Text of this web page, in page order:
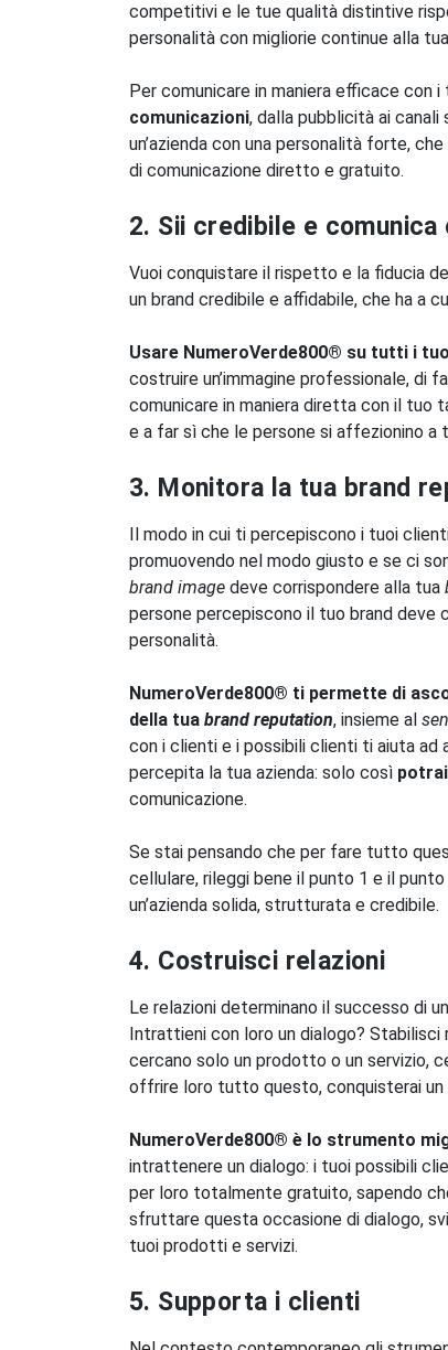
competitivi e le tue qualità distintive
personalità con migliorie continue alla
Per comunicare in maniera efficace con
comunicazioni, dalla pubblicità ai
un’azienda con una personalità forte,
di comunicazione diretto e gratuito.
2. Sii credibile e
Vuoi conquistare il rispetto e la fiducia
un brand credibile e affidabile, che ha a
Usare NumeroVerde800® su tutti i
costruire un’immagine professionale, di
comunicare in maniera diretta con il tuo
e a far sì che le persone si affezionino a
3. Monitora la tua brand
Il modo in cui ti percepiscono i tuoi
promuovendo nel modo giusto e se ci
brand image deve corrispondere alla tua
persone percepiscono il tuo brand deve
personalità.
NumeroVerde800® ti permette di
della tua brand reputation, insieme al
con i clienti e i possibili clienti ti aiuta ad
percepita la tua azienda: solo così
comunicazione.
Se stai pensando che per fare tutto
cellulare, rileggi bene il punto 1 e il
un’azienda solida, strutturata e credibile.
4. Costruisci relazioni
Le relazioni determinano il successo di
Intrattieni con loro un dialogo?
cercano solo un prodotto o un servizio,
offrire loro tutto questo, conquisterai
NumeroVerde800® è lo strumento
intrattenere un dialogo: i tuoi possibili
per loro totalmente gratuito, sapendo
sfruttare questa occasione di dialogo,
tuoi prodotti e servizi.
5. Supporta i clienti